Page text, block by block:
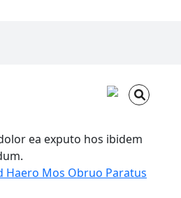
Haero Mos Obruo Paratus